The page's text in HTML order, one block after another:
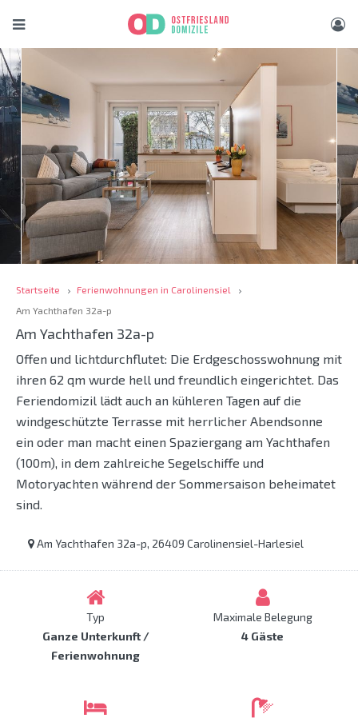
Startseite
Ferienwohnungen in Carolinensiel
Am Yachthafen 32a-p
Am Yachthafen 32a-p
Offen und lichtdurchflutet: Die Erdgeschosswohnung mit
ihren 62 qm wurde hell und freundlich eingerichtet. Das
Feriendomizil lädt auch an kühleren Tagen auf die
windgeschützte Terrasse mit herrlicher Abendsonne
ein oder man macht einen Spaziergang am Yachthafen
(100m), in dem zahlreiche Segelschiffe und
Motoryachten während der Sommersaison beheimatet
sind.
Am Yachthafen 32a-p, 26409 Carolinensiel-Harlesiel
Typ
Ganze Unterkunft /
Ferienwohnung
Maximale Belegung
4 Gäste